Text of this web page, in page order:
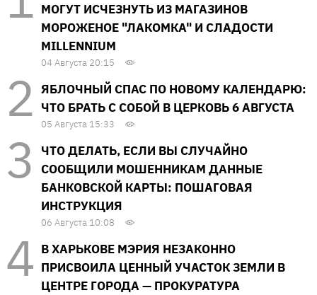
МОГУТ ИСЧЕЗНУТЬ ИЗ МАГАЗИНОВ
МОРОЖЕНОЕ "ЛАКОМКА" И СЛАДОСТИ
MILLENNIUM
04 Августа 20:15
ЯБЛОЧНЫЙ СПАС ПО НОВОМУ КАЛЕНДАРЮ:
ЧТО БРАТЬ С СОБОЙ В ЦЕРКОВЬ 6 АВГУСТА
05 Августа 15:33
ЧТО ДЕЛАТЬ, ЕСЛИ ВЫ СЛУЧАЙНО
СООБЩИЛИ МОШЕННИКАМ ДАННЫЕ
БАНКОВСКОЙ КАРТЫ: ПОШАГОВАЯ
ИНСТРУКЦИЯ
06 Августа 10:08
В ХАРЬКОВЕ МЭРИЯ НЕЗАКОННО
ПРИСВОИЛА ЦЕННЫЙ УЧАСТОК ЗЕМЛИ В
ЦЕНТРЕ ГОРОДА — ПРОКУРАТУРА